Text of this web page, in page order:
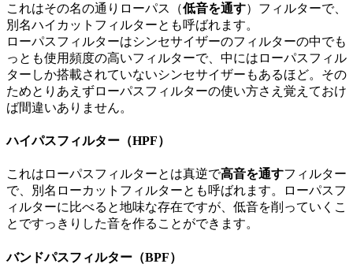
これはその名の通りローパス（低音を通す）フィルターで、
別名ハイカットフィルターとも呼ばれます。
ローパスフィルターはシンセサイザーのフィルターの中でも
っとも使用頻度の高いフィルターで、中にはローパスフィル
ターしか搭載されていないシンセサイザーもあるほど。その
ためとりあえずローパスフィルターの使い方さえ覚えておけ
ば間違いありません。
ハイパスフィルター（HPF）
これはローパスフィルターとは真逆で高音を通すフィルター
で、別名ローカットフィルターとも呼ばれます。ローパスフ
ィルターに比べると地味な存在ですが、低音を削っていくこ
とですっきりした音を作ることができます。
バンドパスフィルター（BPF）